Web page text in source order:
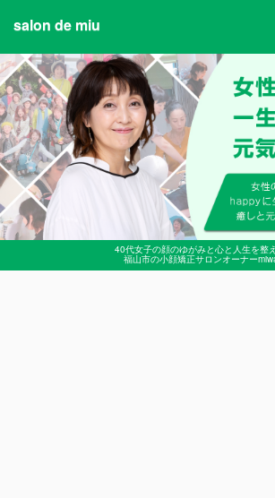
40代女子の顔のゆがみと心と人生を整
福山市の小顔矯正サロンオーナー
salon de miu